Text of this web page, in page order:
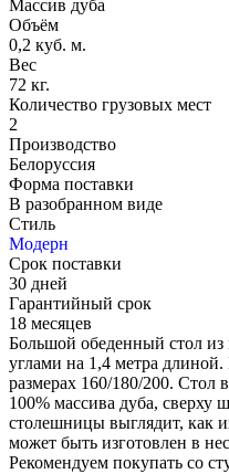
Массив дуба
Объём
0,2 куб. м.
Вес
72 кг.
Количество грузовых мест
2
Производство
Белоруссия
Форма поставки
В разобранном виде
Стиль
Модерн
Срок поставки
30 дней
Гарантийный срок
18 месяцев
Большой обеденный стол из
углами на 1,4 метра
размерах 160/180/200. Стол
100% массива дуба, сверху
столешницы выглядит, как
может быть изготовлен в
Рекомендуем покупать со